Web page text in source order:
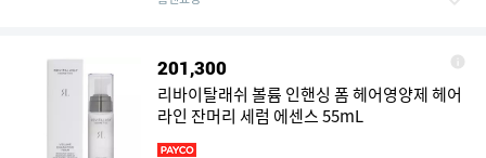
201,300
리바이탈래쉬 볼륨 인핸싱 폼 헤어영양제 헤어
라인 잔머리 세럼 에센스 55mL